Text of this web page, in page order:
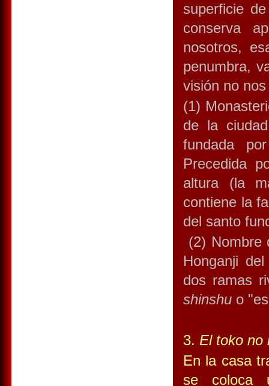
superficie
conserva
nosotros,
penumbra,
visión no
(1)
de la
fundada
Precedida
altura (la
contiene la
del santo
(2) Nombre
Honganji
dos ramas
shinshu o
3. El toko no
En la casa
se coloca